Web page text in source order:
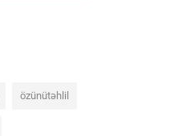
özünütəhlil